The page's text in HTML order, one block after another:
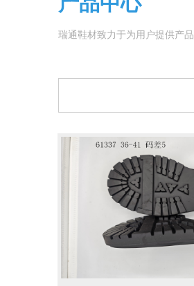
瑞通鞋材致力于为用户提供产品